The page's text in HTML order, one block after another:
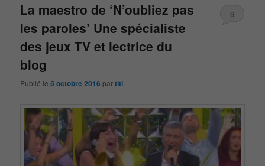
La maestro de ‘N’oubliez pas
les paroles’ Une spécialiste
des jeux TV et lectrice du
blog
Publié le5 octobre 2016 partiti
6